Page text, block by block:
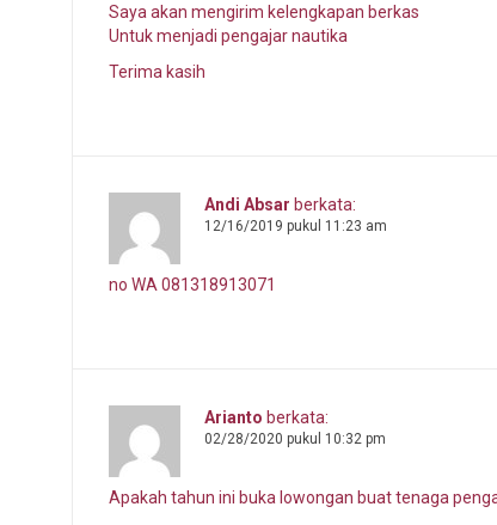
Saya akan mengirim kelengkapan berkas
Untuk menjadi pengajar nautika
Terima kasih
Andi Absar berkata:
12/16/2019 pukul 11:23 am
no WA 081318913071
Arianto berkata:
02/28/2020 pukul 10:32 pm
Apakah tahun ini buka lowongan buat tenaga